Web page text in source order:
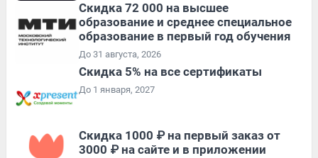
Скидка 72 000 на высшее
образование и среднее специальное
образование в первый год обучения
До 31 августа, 2026
Скидка 5% на все сертификаты
До 1 января, 2027
Скидка 1000 ₽ на первый заказ от
3000 ₽ на сайте и в приложении